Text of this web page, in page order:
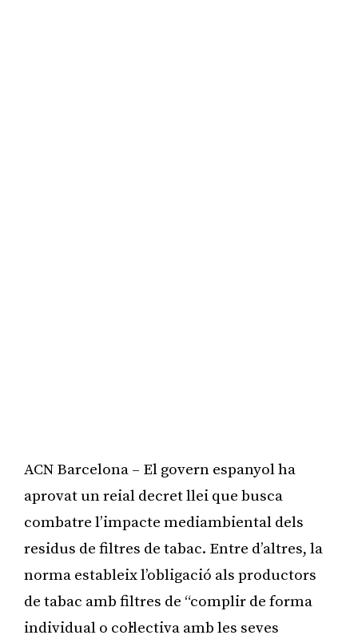
ACN Barcelona – El govern espanyol ha
aprovat un reial decret llei que busca
combatre l’impacte mediambiental dels
residus de filtres de tabac. Entre d’altres, la
norma estableix l’obligació als productors
de tabac amb filtres de “complir de forma
individual o col·lectiva amb les seves